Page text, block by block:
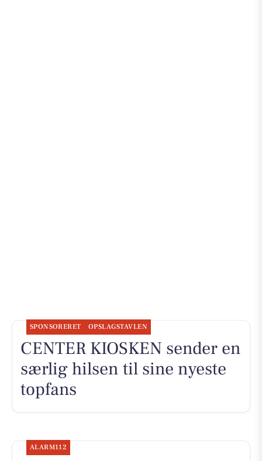
SPONSORERET OPSLAGSTAVLEN
CENTER KIOSKEN sender en
særlig hilsen til sine nyeste
topfans
ALARM112